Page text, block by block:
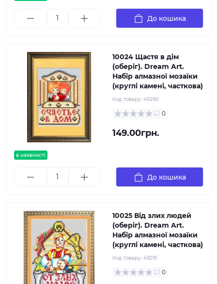
До кошика
в наявності
10024 Щастя в дім
(оберіг). Dream Art.
Набір алмазної мозаїки
(круглі камені, часткова)
Код товару: 49290
0
149.00грн.
До кошика
10025 Від злих людей
(оберіг). Dream Art.
Набір алмазної мозаїки
(круглі камені, часткова)
Код товару: 49291
0